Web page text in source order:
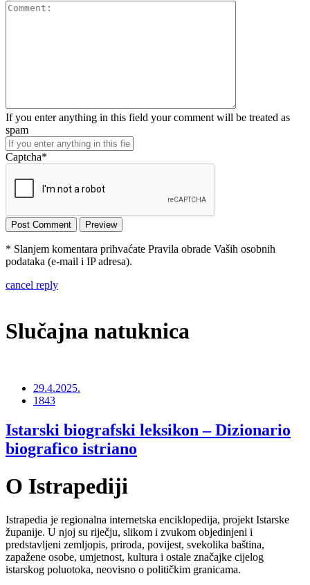
If you enter anything in this field your comment will be treated as
spam
Captcha*
* Slanjem komentara prihvaćate Pravila obrade Vaših osobnih
podataka (e-mail i IP adresa).
cancel reply
Slučajna natuknica
29.4.2025.
1843
Istarski biografski leksikon – Dizionario
biografico istriano
O Istrapediji
Istrapedia je regionalna internetska enciklopedija, projekt Istarske
županije. U njoj su riječju, slikom i zvukom objedinjeni i
predstavljeni zemljopis, priroda, povijest, svekolika baština,
zapažene osobe, umjetnost, kultura i ostale značajke cijelog
istarskog poluotoka, neovisno o političkim granicama.